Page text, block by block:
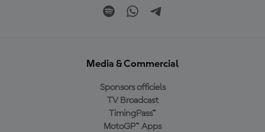
Media & Commercial
Sponsors officiels
TV Broadcast
TimingPass™
MotoGP™ Apps